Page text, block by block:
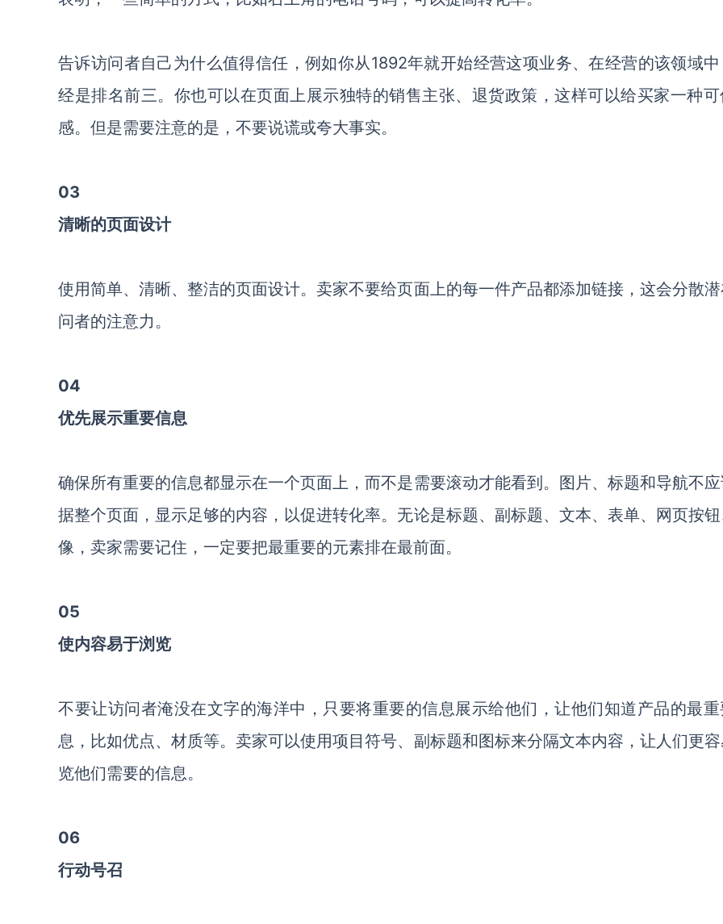
告诉访问者自己为什么值得信任，例如你从1892年就开始经营这项业务、在经营的该领域
经是排名前三。你也可以在页面上展示独特的销售主张、退货政策，这样可以给买家一种可
感。但是需要注意的是，不要说谎或夸大事实。
03
清晰的页面设计
使用简单、清晰、整洁的页面设计。卖家不要给页面上的每一件产品都添加链接，这会分散
问者的注意力。
04
优先展示重要信息
确保所有重要的信息都显示在一个页面上，而不是需要滚动才能看到。图片、标题和导航不应
据整个页面，显示足够的内容，以促进转化率。无论是标题、副标题、文本、表单、网页按钮
像，卖家需要记住，一定要把最重要的元素排在最前面。
05
使内容易于浏览
不要让访问者淹没在文字的海洋中，只要将重要的信息展示给他们，让他们知道产品的最
息，比如优点、材质等。卖家可以使用项目符号、副标题和图标来分隔文本内容，让人们更容
览他们需要的信息。
06
行动号召